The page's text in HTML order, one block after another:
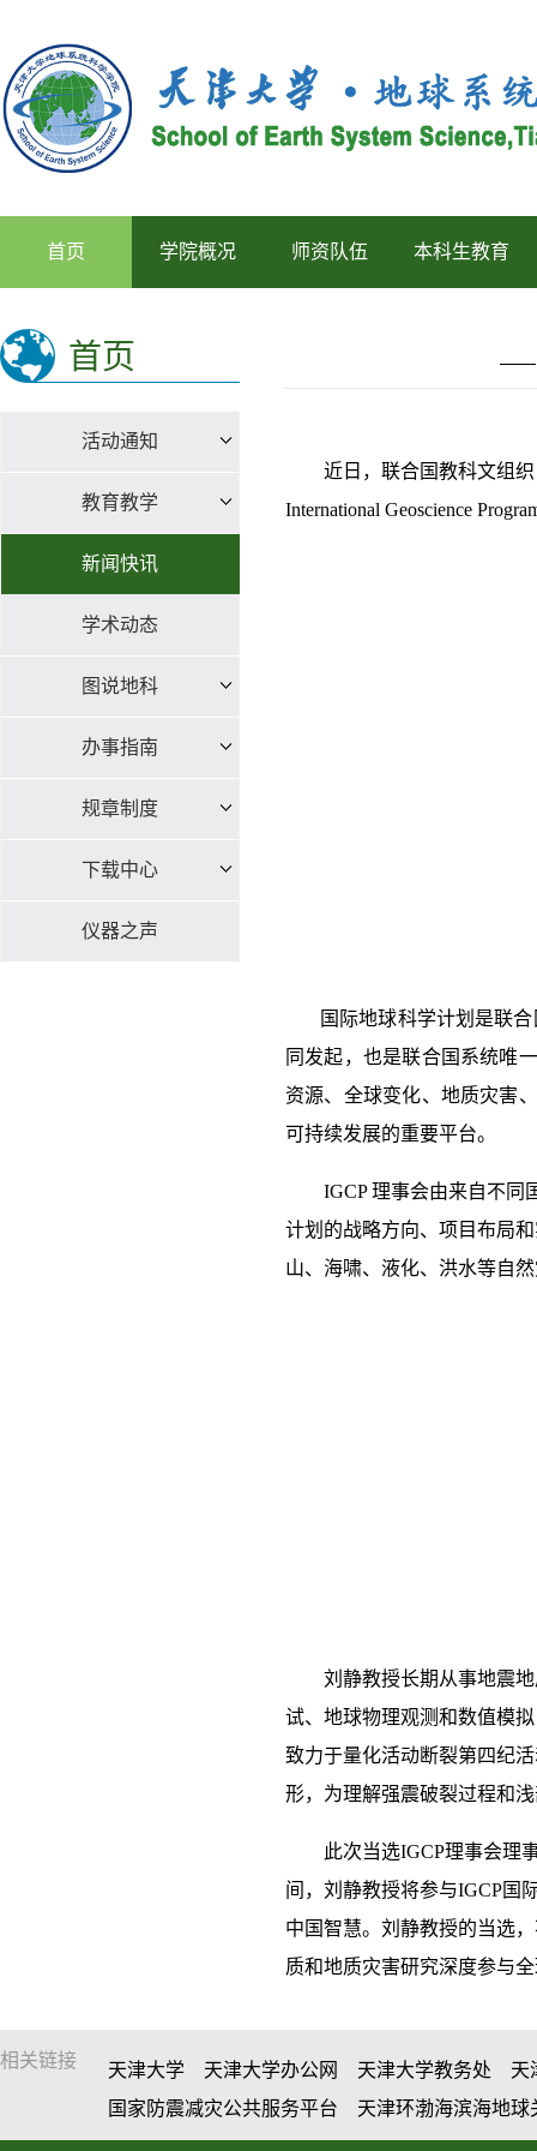
首页 学院概况 师资队伍 本科生教育
首页
活动通知
教育教学
新闻快讯
学术动态
图说地科
办事指南
规章制度
下载中心
仪器之声
近日，联合国教科文组
International Geoscience
国际地球科学计划是联
同发起，也是联合国系统唯
资源、全球变化、地质灾害
可持续发展的重要平台。
IGCP 理事会由来自不同
计划的战略方向、项目布局
山、海啸、液化、洪水等自
刘静教授长期从事地震
试、地球物理观测和数值模
致力于量化活动断裂第四纪
形，为理解强震破裂过程和
此次当选IGCP理事会理
间，刘静教授将参与IGCP国
中国智慧。刘静教授的当选
质和地质灾害研究深度参与
相关链接 天津大学 天津大学办公网 天津大学教务处
天
国家防震减灾公共服务平台
天津环渤海滨海地